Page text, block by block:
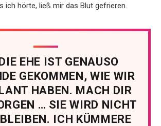
ich hörte, ließ mir das Blut gefrieren.
EHE IST GENAUSO
GEKOMMEN, WIE WIR
HABEN. MACH DIR
… SIE WIRD NICHT
ICH KÜMMERE